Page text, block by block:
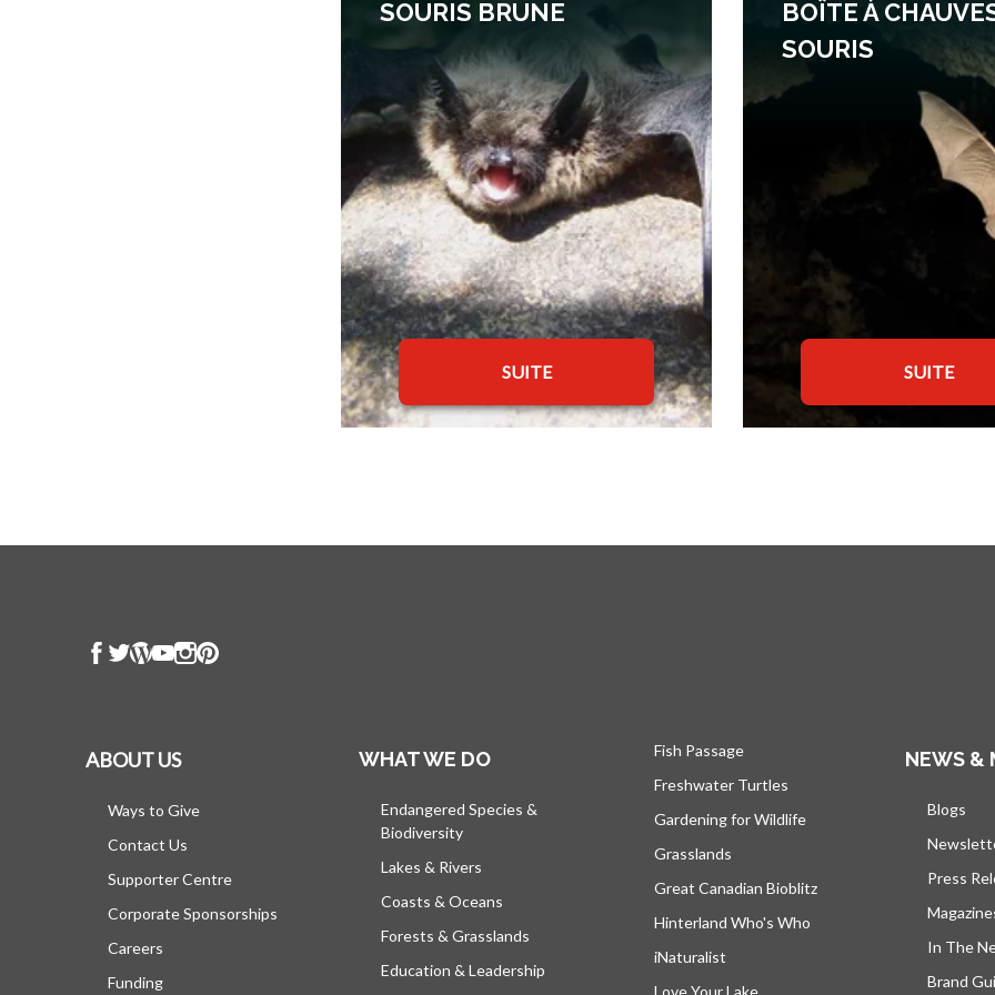
SOURIS BRUNE
SUITE
BOÎTE À
SOURIS
SUITE
ABOUT US
Ways to Give
Contact Us
Supporter Centre
Corporate Sponsorships
Careers
Funding
WHAT WE DO
Endangered Species &
Biodiversity
Lakes & Rivers
Coasts & Oceans
Forests & Grasslands
Education & Leadership
Fish Passage
Freshwater Turtles
Gardening for Wildlife
Grasslands
Great Canadian Bioblitz
Hinterland Who's Who
iNaturalist
Love Your Lake
NEWS &
Blogs
Press
In The
Brand